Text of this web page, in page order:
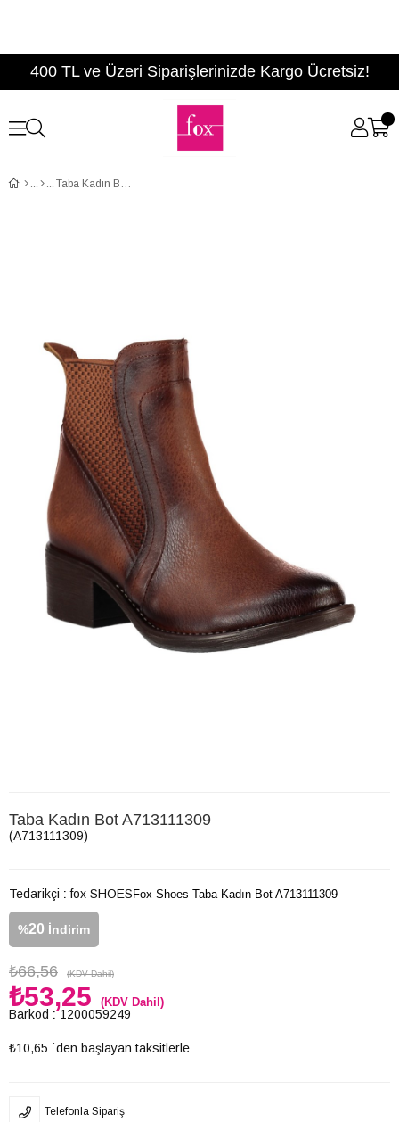
400 TL ve Üzeri Siparişlerinizde Kargo Ücretsiz!
Taba Kadın Bot A713111309
Taba Kadın Bot A713111309
(A713111309)
Tedarikçi : fox SHOES
%20 İndirim
₺66,56 (KDV Dahil)
₺53,25 (KDV Dahil)
Barkod : 1200059249
₺10,65 `den başlayan taksitlerle
Fox Shoes Taba Kadın Bot A713111309
Telefonla Sipariş